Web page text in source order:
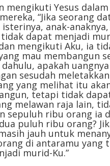
Yesus
“Jika seorang
anak-
dapat menjadi
mengikuti Aku, ia
mau membangun
apakah
sesudah
yang melihat itu
tetapi tidak
melawan raja lain,
sepuluh ribu orang ia
puluh ribu orang?
jauh untuk
di antaramu yang
murid-Ku.”